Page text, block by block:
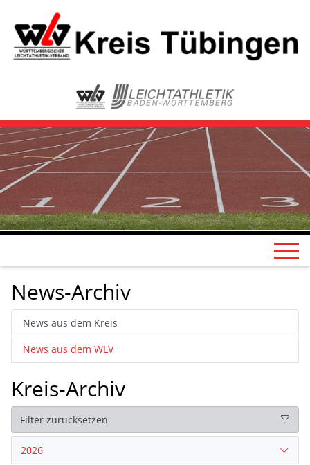
News-Archiv
News aus dem Kreis
News aus dem WLV
Kreis-Archiv
Filter zurücksetzen
2026